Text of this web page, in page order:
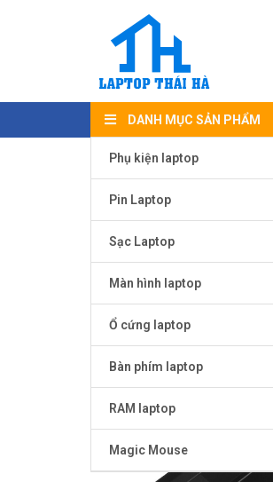
DANH MỤC SẢN PHẨM
Phụ kiện laptop
Pin Laptop
Sạc Laptop
Màn hình laptop
Ổ cứng laptop
Bàn phím laptop
RAM laptop
Magic Mouse
Trang chủ/Pin Laptop
PIN MACBOOK